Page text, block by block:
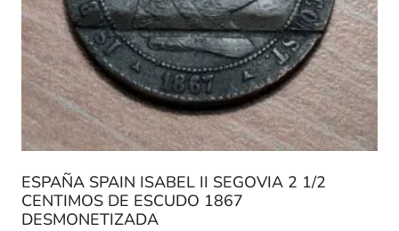
ESPAÑA SPAIN ISABEL II SEGOVIA 2 1/2
CENTIMOS DE ESCUDO 1867
DESMONETIZADA